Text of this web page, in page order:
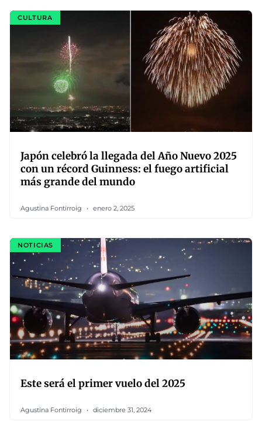
CULTURA
Japón celebró la llegada del Año Nuevo 2025
con un récord Guinness: el fuego artificial
más grande del mundo
Agustina Fontirroig enero 2, 2025
NOTICIAS
Este será el primer vuelo del 2025
Agustina Fontirroig diciembre 31, 2024